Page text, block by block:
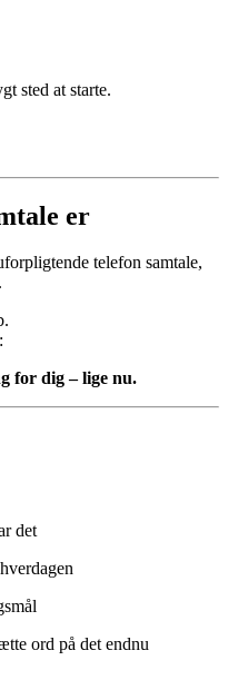
sted at starte.
er
telefon samtale,
.
for dig – lige nu.
det
ord på det endnu